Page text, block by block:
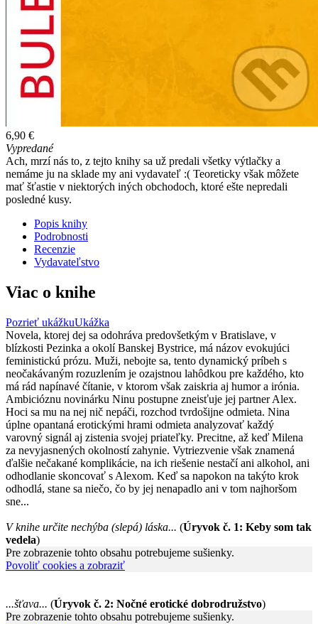
6,90 €
Vypredané
Ach, mrzí nás to, z tejto knihy sa už predali všetky výtlačky a
nemáme ju na sklade my ani vydavateľ :( Teoreticky však môžete
mať šťastie v niektorých iných obchodoch, ktoré ešte nepredali
posledné kusy.
Popis knihy
Podrobnosti
Recenzie
Vydavateľstvo
Viac o knihe
Pozrieť ukážkuUkážka
Novela, ktorej dej sa odohráva predovšetkým v Bratislave, v
blízkosti Pezinka a okolí Banskej Bystrice, má názov evokujúci
feministickú prózu. Muži, nebojte sa, tento dynamický príbeh s
neočakávaným rozuzlením je ozajstnou lahôdkou pre každého, kto
má rád napínavé čítanie, v ktorom však zaiskria aj humor a irónia.
Ambicióznu novinárku Ninu postupne zneisťuje jej partner Alex.
Hoci sa mu na nej nič nepáči, rozchod tvrdošijne odmieta. Nina
úplne opantaná erotickými hrami odmieta analyzovať každý
varovný signál aj zistenia svojej priateľky. Precitne, až keď Milena
za nevyjasnených okolností zahynie. Vytriezvenie však znamená
ďalšie nečakané komplikácie, na ich riešenie nestačí ani alkohol, ani
odhodlanie skoncovať s Alexom. Keď sa napokon na takýto krok
odhodlá, stane sa niečo, čo by jej nenapadlo ani v tom najhoršom
sne...
V knihe určite nechýba (slepá) láska... (Úryvok č. 1: Keby som tak
vedela)
Pre zobrazenie tohto obsahu potrebujeme sušienky.
Povoliť cookies a zobraziť
...šťava... (Úryvok č. 2: Nočné erotické dobrodružstvo)
Pre zobrazenie tohto obsahu potrebujeme sušienky.